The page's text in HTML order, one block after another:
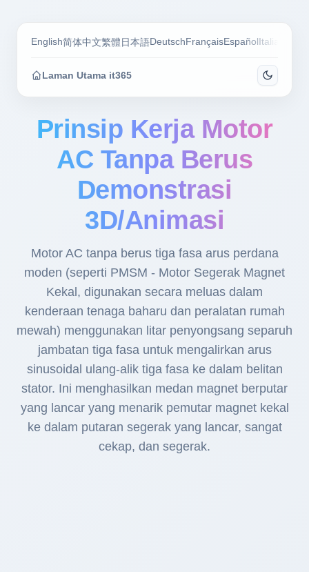
English简体中文繁體 日本語Deutsch FrançaisEspañol Italiano
Laman Utama it365
Prinsip Kerja Motor
AC Tanpa Berus
Demonstrasi
3D/Animasi
Motor AC tanpa berus tiga fasa arus perdana
moden (seperti PMSM - Motor Segerak Magnet
Kekal, digunakan secara meluas dalam
kenderaan tenaga baharu dan peralatan rumah
mewah) menggunakan litar penyongsang separuh
jambatan tiga fasa untuk mengalirkan arus
sinusoidal ulang-alik tiga fasa ke dalam belitan
stator. Ini menghasilkan medan magnet berputar
yang lancar yang menarik pemutar magnet kekal
ke dalam putaran segerak yang lancar, sangat
cekap, dan segerak.